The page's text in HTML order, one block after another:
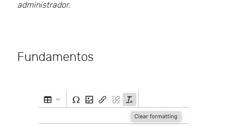
administrador.
Fundamentos